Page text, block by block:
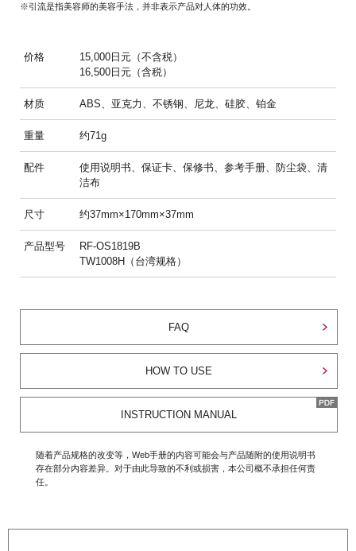
※引流是指美容师的美容手法，并非表示产品对人体的功效。
价格
15,000日元（不含税）
16,500日元（含税）
材质 ABS、亚克力、不锈钢、尼龙、硅胶、铂金
重量 约71g
配件
使用说明书、保证卡、保修书、参考手册、防尘袋、清
洁布
尺寸 约37mm×170mm×37mm
产品型号
RF-OS1819B
TW1008H（台湾规格）
FAQ
HOW TO USE
INSTRUCTION MANUAL
随着产品规格的改变等，Web手册的内容可能会与产品随附的使用说明书
存在部分内容差异。对于由此导致的不利或损害，本公司概不承担任何责
任。